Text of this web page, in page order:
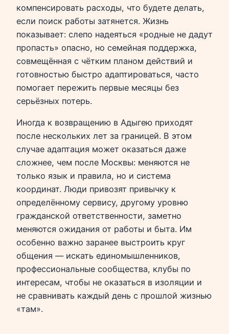
компенсировать расходы, что будете делать,
если поиск работы затянется. Жизнь
показывает: слепо надеяться «родные не дадут
пропасть» опасно, но семейная поддержка,
совмещённая с чётким планом действий и
готовностью быстро адаптироваться, часто
помогает пережить первые месяцы без
серьёзных потерь.
Иногда к возвращению в Адыгею приходят
после нескольких лет за границей. В этом
случае адаптация может оказаться даже
сложнее, чем после Москвы: меняются не
только язык и правила, но и система
координат. Люди привозят привычку к
определённому сервису, другому уровню
гражданской ответственности, заметно
меняются ожидания от работы и быта. Им
особенно важно заранее выстроить круг
общения — искать единомышленников,
профессиональные сообщества, клубы по
интересам, чтобы не оказаться в изоляции и
не сравнивать каждый день с прошлой жизнью
«там».